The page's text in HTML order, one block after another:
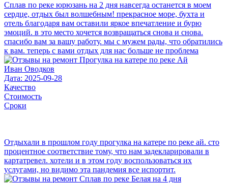
Сплав по реке юрюзань на 2 дня навсегда останется в моем
сердце, отдых был волшебным! прекрасное море, бухта и
отель благодаря вам оставили яркое впечатление и бурю
эмоций. в это место хочется возвращаться снова и снова.
спасибо вам за вашу работу. мы с мужем рады, что обратились
к вам. теперь с вами отдых для нас больше не проблема
Иван Оводков
Дата: 2025-09-28
Качество
Стоимость
Сроки
Отдыхали в прошлом году прогулка на катере по реке ай. сто
процентное соответствие тому, что нам задекларировали в
картатревел. хотели и в этом году воспользоваться их
услугами, но видимо эта пандемия все испортит.